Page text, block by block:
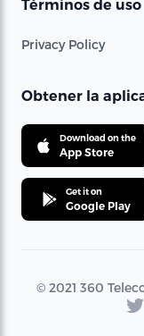
Términos de uso
Privacy Policy
Obtener la
Download on the
App Store
Get it on
Google Play
© 2021 360